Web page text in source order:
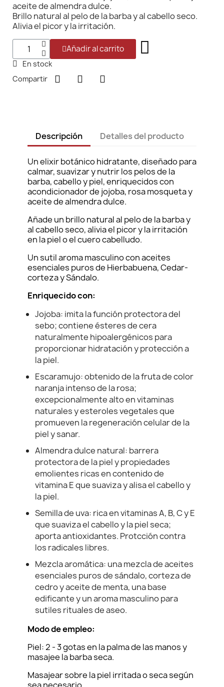
aceite de almendra dulce.
Brillo natural al pelo de la barba y al cabello seco.
Alivia el picor y la irritación.
Añadir al carrito
En stock
Compartir
Descripción Detalles del producto
Un elixir botánico hidratante, diseñado para
calmar, suavizar y nutrir los pelos de la
barba, cabello y piel, enriquecidos con
acondicionador de jojoba, rosa mosqueta y
aceite de almendra dulce.
Añade un brillo natural al pelo de la barba y
al cabello seco, alivia el picor y la irritación
en la piel o el cuero cabelludo.
Un sutil aroma masculino con aceites
esenciales puros de Hierbabuena, Cedar-
corteza y Sándalo.
Enriquecido con:
Jojoba: imita la función protectora del
sebo; contiene ésteres de cera
naturalmente hipoalergénicos para
proporcionar hidratación y protección a
la piel.
Escaramujo: obtenido de la fruta de color
naranja intenso de la rosa;
excepcionalmente alto en vitaminas
naturales y esteroles vegetales que
promueven la regeneración celular de la
piel y sanar.
Almendra dulce natural: barrera
protectora de la piel y propiedades
emolientes ricas en contenido de
vitamina E que suaviza y alisa el cabello y
la piel.
Semilla de uva: rica en vitaminas A, B, C y E
que suaviza el cabello y la piel seca;
aporta antioxidantes. Protcción contra
los radicales libres.
Mezcla aromática: una mezcla de aceites
esenciales puros de sándalo, corteza de
cedro y aceite de menta, una base
edificante y un aroma masculino para
sutiles rituales de aseo.
Modo de empleo:
Piel: 2 - 3 gotas en la palma de las manos y
masajee la barba seca.
Masajear sobre la piel irritada o seca según